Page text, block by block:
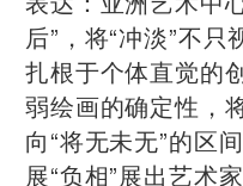
后”，将“冲淡”不
扎根于个体直觉的
弱绘画的确定性，
向“将无未无”的区
展“负相”展出艺术